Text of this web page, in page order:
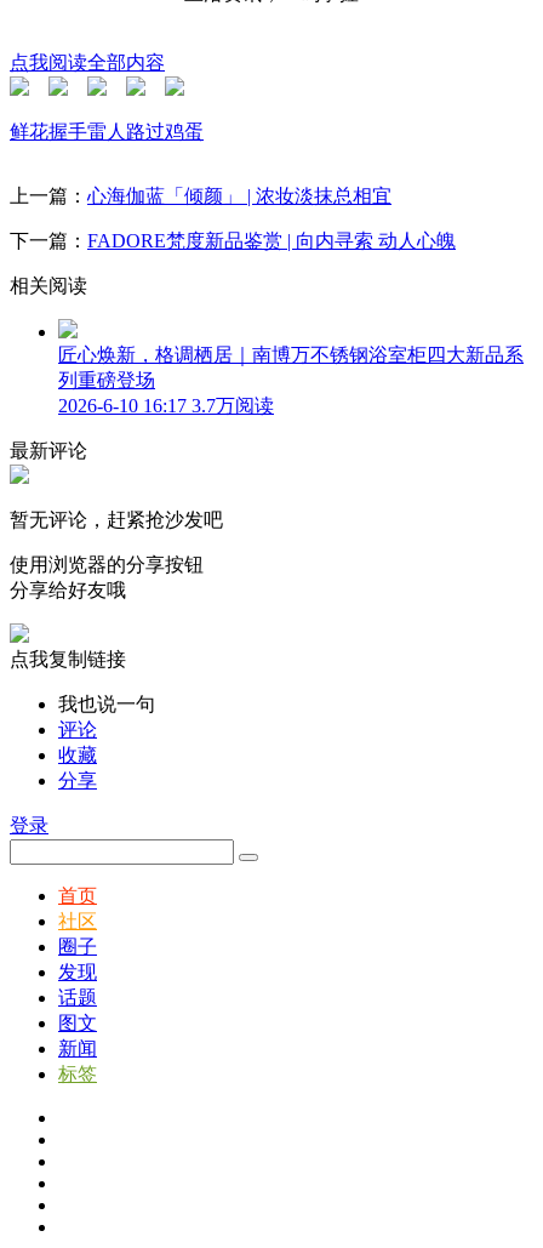
点我阅读全部内容
鲜花握手雷人 路过鸡蛋
上一篇： 心海伽蓝「倾颜」 | 浓妆淡抹总相宜
下一篇： FADORE梵度新品鉴赏 | 向内寻索 动人心魄
相关阅读
匠心焕新，格调栖居｜南博万不锈钢浴室柜四大新品系
列重磅登场
2026-6-10 16:17 3.7万阅读
最新评论
暂无评论，赶紧抢沙发吧
使用浏览器的分享按钮
分享给好友哦
点我复制链接
我也说一句
评论
收藏
分享
登录
首页
社区
圈子
发现
话题
图文
新闻
标签